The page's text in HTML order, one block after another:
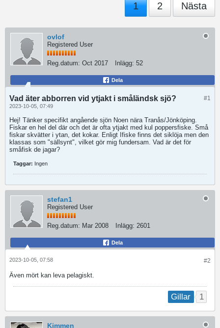
1 2 Nästa
ovlof
Registered User
Reg.datum: Oct 2017 Inlägg: 52
Dela
#1
Vad äter abborren vid ytjakt i småländsk sjö?
2023-10-05, 07:49
Hej! Tänker specifikt angående sjön Noen nära Tranås/Jönköping.
Fiskar en hel del där och det är ofta ytjakt med kul poppersfiske. Små
fiskar skvätter i ytan, det kokar. Enligt Ifiske finns det siklöja men den
klassas som "sällsynt", vilket gör mig fundersam. Vad är det för
småfisk de jagar?
Taggar: Ingen
stefan1
Registered User
Reg.datum: Mar 2008 Inlägg: 2601
Dela
#2
2023-10-05, 07:58
Även mört kan leva pelagiskt.
Gillar 1
Kimmen